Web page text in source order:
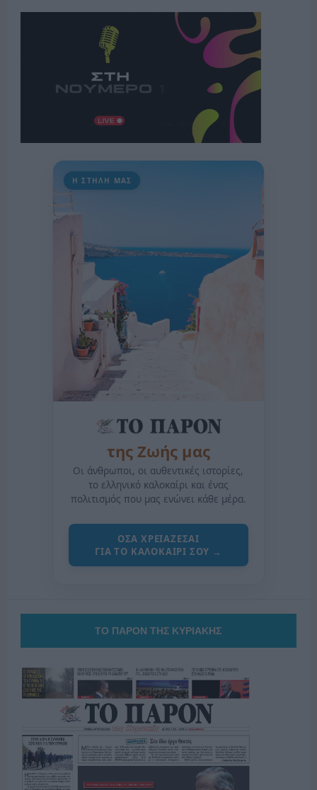
Η ΣΤΗΛΗ ΜΑΣ
της Ζωής μας
Οι άνθρωποι, οι αυθεντικές ιστορίες,
το ελληνικό καλοκαίρι και ένας
πολιτισμός που μας ενώνει κάθε μέρα.
ΟΣΑ ΧΡΕΙΑΖΕΣΑΙ
ΓΙΑ ΤΟ ΚΑΛΟΚΑΙΡΙ ΣΟΥ →
ΤΟ ΠΑΡΟΝ ΤΗΣ ΚΥΡΙΑΚΗΣ